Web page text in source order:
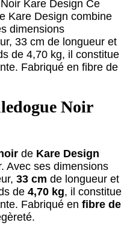
Kare Design Ce
Kare Design combine
dimensions
33 cm de longueur et
de 4,70 kg, il constitue
Fabriqué en fibre de
Noir
de Kare Design
Avec ses dimensions
33 cm de longueur et
de 4,70 kg, il constitue
Fabriqué en fibre de